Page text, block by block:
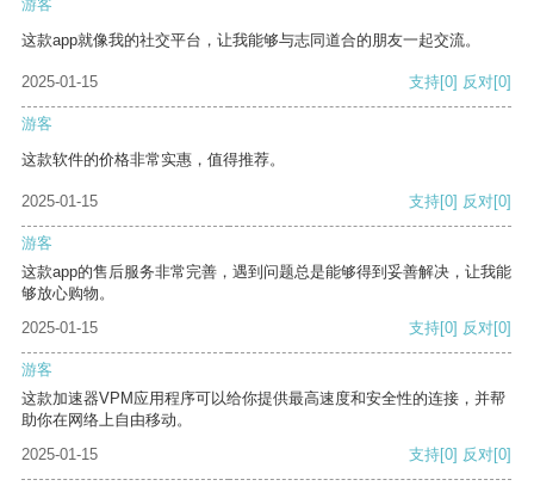
游客
这款app就像我的社交平台，让我能够与志同道合的朋友一起交流。
2025-01-15 支持[0] 反对[0]
游客
这款软件的价格非常实惠，值得推荐。
2025-01-15 支持[0] 反对[0]
游客
这款app的售后服务非常完善，遇到问题总是能够得到妥善解决，让我能
够放心购物。
2025-01-15
支持[0] 反对[0]
游客
这款加速器VPM应用程序可以给你提供最高速度和安全性的连接，并帮
助你在网络上自由移动。
2025-01-15
支持[0] 反对[0]